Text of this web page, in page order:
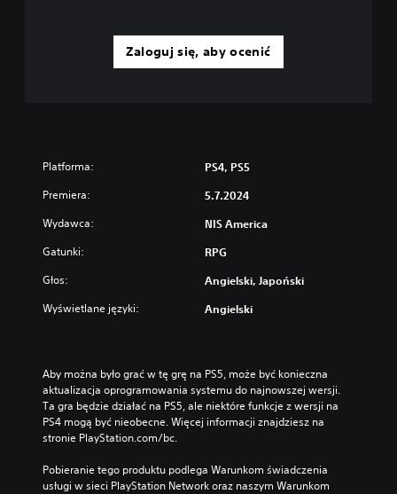
Zaloguj się, aby ocenić
Platforma: PS4, PS5
Premiera: 5.7.2024
Wydawca: NIS America
Gatunki: RPG
Głos: Angielski, Japoński
Wyświetlane języki: Angielski
Aby można było grać w tę grę na PS5, może być konieczna
aktualizacja oprogramowania systemu do najnowszej wersji.
Ta gra będzie działać na PS5, ale niektóre funkcje z wersji na
PS4 mogą być nieobecne. Więcej informacji znajdziesz na
stronie PlayStation.com/bc.
Pobieranie tego produktu podlega Warunkom świadczenia
usługi w sieci PlayStation Network oraz naszym Warunkom